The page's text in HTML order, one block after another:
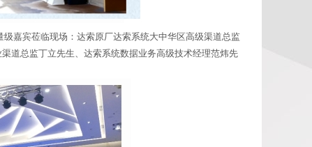
嘉宾莅临现场：达索原厂达索系统大中华区高级渠道总监
道总监丁立先生、达索系统数据业务高级技术经理范炜先